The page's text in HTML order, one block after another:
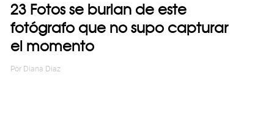
23 Fotos se burlan de este
fotógrafo que no supo capturar
el momento
Por Diana Diaz